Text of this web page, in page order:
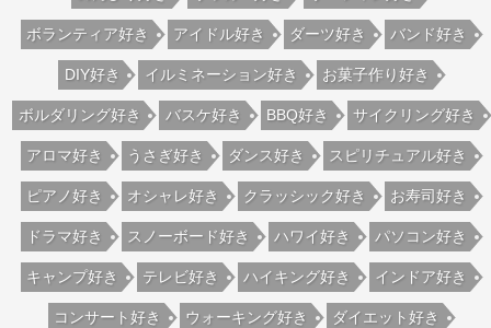
ボランティア好き アイドル好き ダーツ好き バンド好き
DIY好き イルミネーション好き お菓子作り好き
ボルダリング好き バスケ好き BBQ好き サイクリング好き
アロマ好き うさぎ好き ダンス好き スピリチュアル好き
ピアノ好き オシャレ好き クラッシック好き お寿司好き
ドラマ好き スノーボード好き ハワイ好き パソコン好き
キャンプ好き テレビ好き ハイキング好き インドア好き
コンサート好き ウォーキング好き ダイエット好き